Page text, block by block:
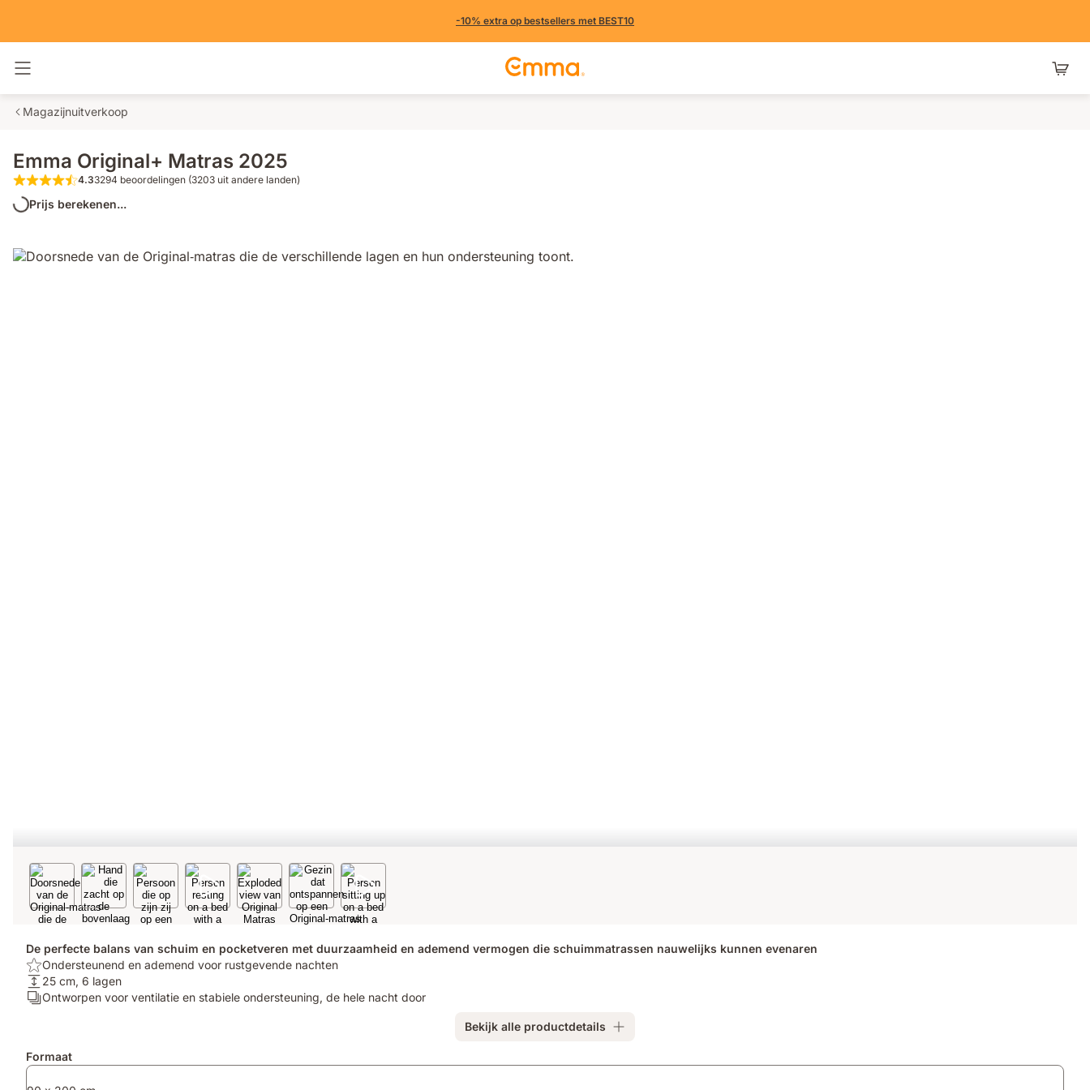
-10% extra op bestsellers met BEST10
Magazijnuitverkoop
Emma Original+ Matras 2025
4.3 van de 5 sterren 3294 beoordelingen (3203 uit andere landen)
4.33294 beoordelingen (3203 uit andere landen)
Prijs berekenen...
De perfecte balans van schuim en pocketveren met duurzaamheid en ademend vermogen die schuimmatrassen nauwelijks kunnen evenaren
Top:
Ondersteunend
en
nachten
Ondersteunend en ademend voor rustgevende nachten
Matrashoogte:
25
25 cm, 6 lagen
Aantal
ventilatie
Ontworpen voor ventilatie en stabiele ondersteuning, de hele nacht door
Bekijk alle productdetails
Extra
producten
Formaat